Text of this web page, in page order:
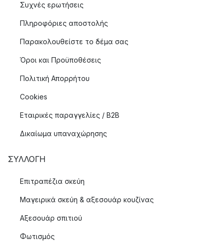
Συχνές ερωτήσεις
Πληροφόριες αποστολής
Παρακολουθείστε το δέμα σας
Όροι και Προϋποθέσεις
Πολιτική Απορρήτου
Cookies
Εταιρικές παραγγελίες / B2B
Δικαίωμα υπαναχώρησης
ΣΥΛΛΟΓΉ
Επιτραπέζια σκεύη
Μαγειρικά σκεύη & αξεσουάρ κουζίνας
Αξεσουάρ σπιτιού
Φωτισμός